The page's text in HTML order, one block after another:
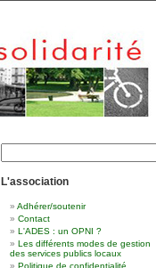
Rechercher
L'association
Adhérer/soutenir
Contact
L'ADES : un OPNI ?
Les différents modes de gestion
des services publics locaux
Politique de confidentialité